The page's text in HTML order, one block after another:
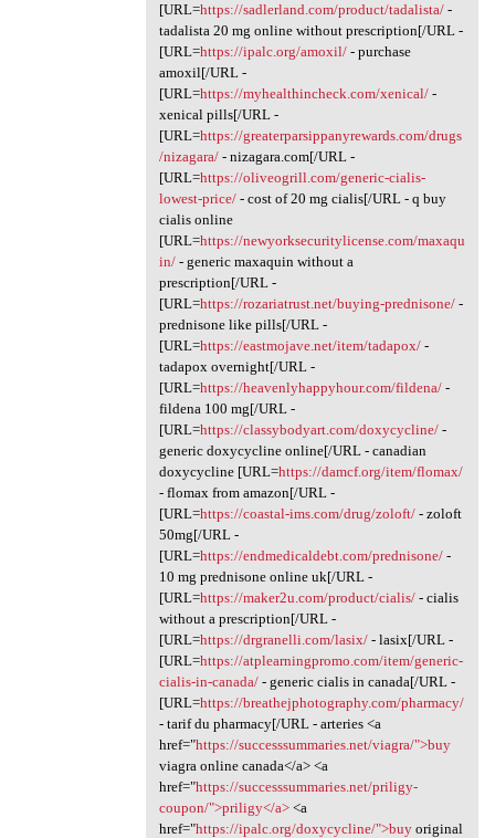
[URL=https://sadlerland.com/product/tadalista/-
tadalista 20 mg online without prescription[/URL -
[URL=https://ipalc.org/amoxil/- purchase
amoxil[/URL -
[URL=https://myhealthincheck.com/xenical/-
xenical pills[/URL -
[URL=https://greaterparsippanyrewards.com/drugs
/nizagara/- nizagara.com[/URL -
[URL=https://oliveogrill.com/generic-cialis-
lowest-price/- cost of 20 mg cialis[/URL - q buy
cialis online
[URL=https://newyorksecuritylicense.com/maxaqu
in/- generic maxaquin without a
prescription[/URL -
[URL=https://rozariatrust.net/buying-prednisone/-
prednisone like pills[/URL -
[URL=https://eastmojave.net/item/tadapox/-
tadapox overnight[/URL -
[URL=https://heavenlyhappyhour.com/fildena/-
fildena 100 mg[/URL -
[URL=https://classybodyart.com/doxycycline/-
generic doxycycline online[/URL - canadian
doxycycline [URL=https://damcf.org/item/flomax/
- flomax from amazon[/URL -
[URL=https://coastal-ims.com/drug/zoloft/- zoloft
50mg[/URL -
[URL=https://endmedicaldebt.com/prednisone/-
10 mg prednisone online uk[/URL -
[URL=https://maker2u.com/product/cialis/- cialis
without a prescription[/URL -
[URL=https://drgranelli.com/lasix/- lasix[/URL -
[URL=https://atplearningpromo.com/item/generic-
cialis-in-canada/- generic cialis in canada[/URL -
[URL=https://breathejphotography.com/pharmacy/
- tarif du pharmacy[/URL - arteries <a
href="https://successsummaries.net/viagra/">buy
viagra online canada</a> <a
href="https://successsummaries.net/priligy-
coupon/">priligy</a><a
href="https://ipalc.org/doxycycline/">buyoriginal